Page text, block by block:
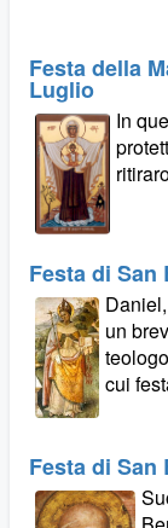
Festa della
Luglio
In
Festa di San
un
cui
Festa di San